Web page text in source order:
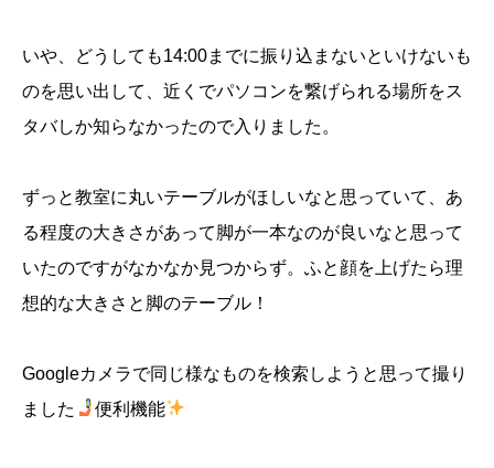
いや、どうしても14:00までに振り込まないといけないも
のを思い出して、近くでパソコンを繋げられる場所をス
タバしか知らなかったので入りました。
ずっと教室に丸いテーブルがほしいなと思っていて、あ
る程度の大きさがあって脚が一本なのが良いなと思って
いたのですがなかなか見つからず。ふと顔を上げたら理
想的な大きさと脚のテーブル！
Googleカメラで同じ様なものを検索しようと思って撮り
ました
便利機能